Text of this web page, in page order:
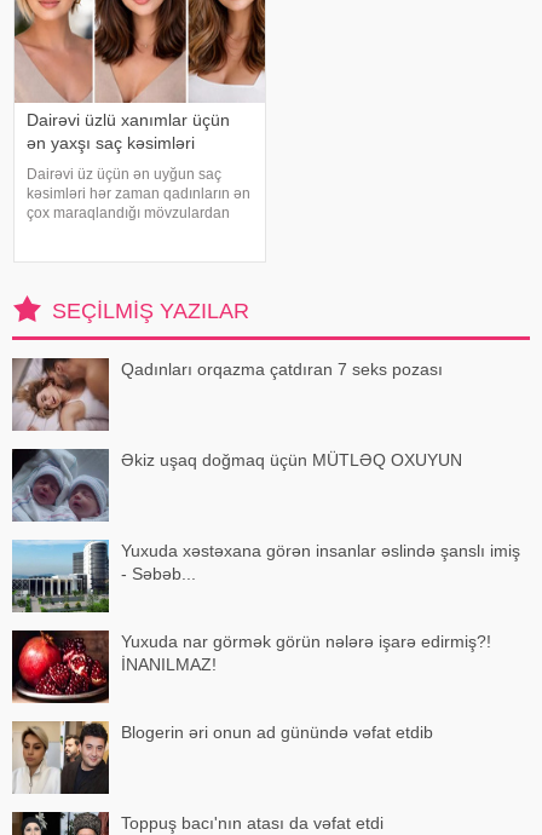
Dairəvi üzlü xanımlar üçün
ən yaxşı saç kəsimləri
Dairəvi üz üçün ən uyğun saç
kəsimləri hər zaman qadınların ən
çox maraqlandığı mövzulardan
uzunsov və zəri
SEÇILMIŞ YAZILAR
Qadınları orqazma çatdıran 7 seks pozası
Əkiz uşaq doğmaq üçün MÜTLƏQ OXUYUN
Yuxuda xəstəxana görən insanlar əslində şanslı imiş
- Səbəb...
Yuxuda nar görmək görün nələrə işarə edirmiş?!
İNANILMAZ!
Blogerin əri onun ad günündə vəfat etdib
Toppuş bacı'nın atası da vəfat etdi